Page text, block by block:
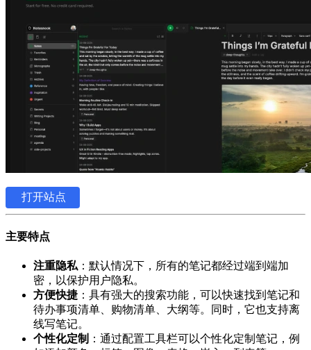
打开站点
主要特点
注重隐私 ：默认情况下，所有的笔记都经过端到端加
密，以保护用户隐私。
方便快捷 ：具有强大的搜索功能，可以快速找到笔记和
待办事项清单、购物清单、大纲等。同时，它也支持离
线写笔记。
个性化定制 ：通过配置工具栏可以个性化定制笔记，例